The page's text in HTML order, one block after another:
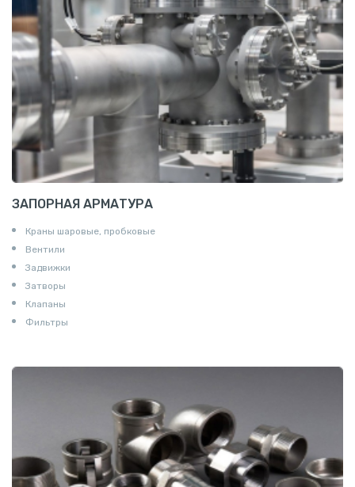
Пруток квадратный алюминиевый
Полоса алюминиевая
Пруток шестигранный алюминиевый
ЗАПОРНАЯ АРМАТУРА
Краны шаровые, пробковые
Вентили
Задвижки
Затворы
Клапаны
Фильтры